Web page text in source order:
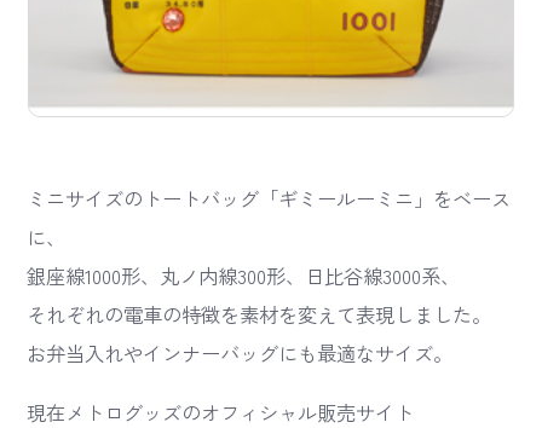
ミニサイズのトートバッグ「ギミールーミニ」をベース
に、
銀座線1000形、丸ノ内線300形、日比谷線3000系、
それぞれの電車の特徴を素材を変えて表現しました。
お弁当入れやインナーバッグにも最適なサイズ。
現在メトログッズのオフィシャル販売サイト